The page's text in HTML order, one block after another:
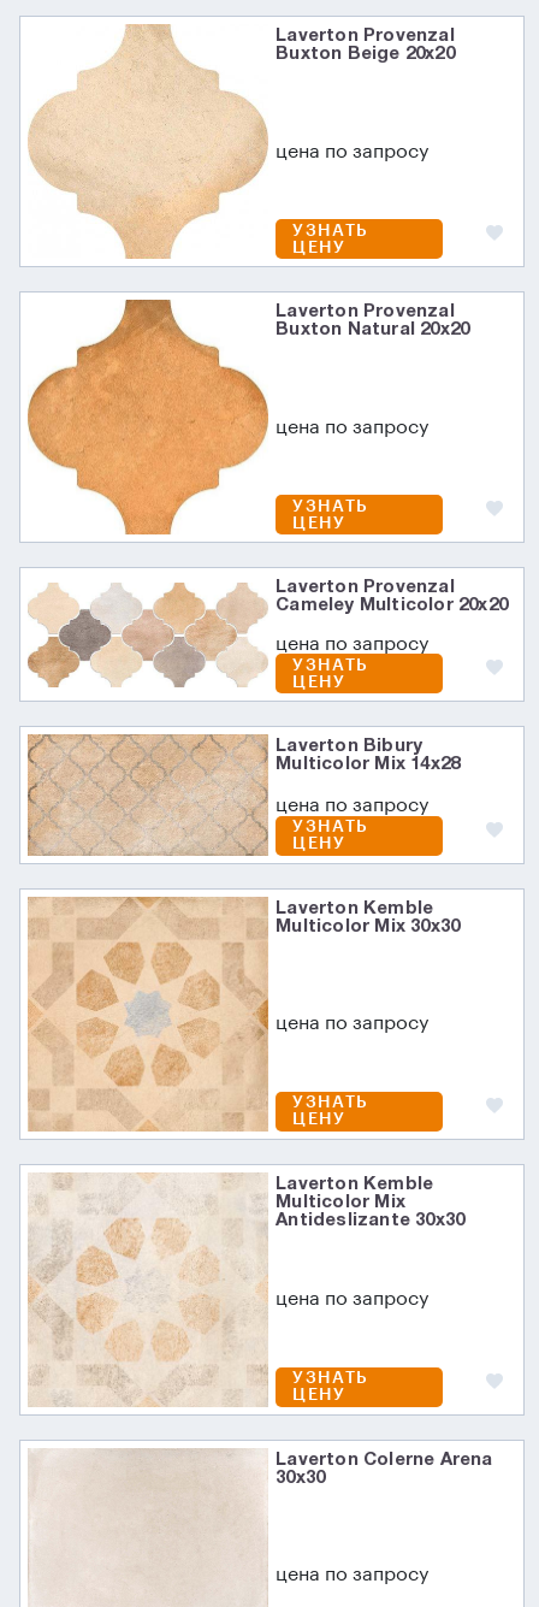
Laverton Provenzal
Buxton Beige 20x20
цена по запросу
УЗНАТЬ
ЦЕНУ
Laverton Provenzal
Buxton Natural 20x20
цена по запросу
УЗНАТЬ
ЦЕНУ
Laverton Provenzal
Cameley Multicolor 20x20
цена по запросу
УЗНАТЬ
ЦЕНУ
Laverton Bibury
Multicolor Mix 14x28
цена по запросу
УЗНАТЬ
ЦЕНУ
Laverton Kemble
Multicolor Mix 30x30
цена по запросу
УЗНАТЬ
ЦЕНУ
Laverton Kemble
Multicolor Mix
Antideslizante 30x30
цена по запросу
УЗНАТЬ
ЦЕНУ
Laverton Colerne Arena
30х30
цена по запросу